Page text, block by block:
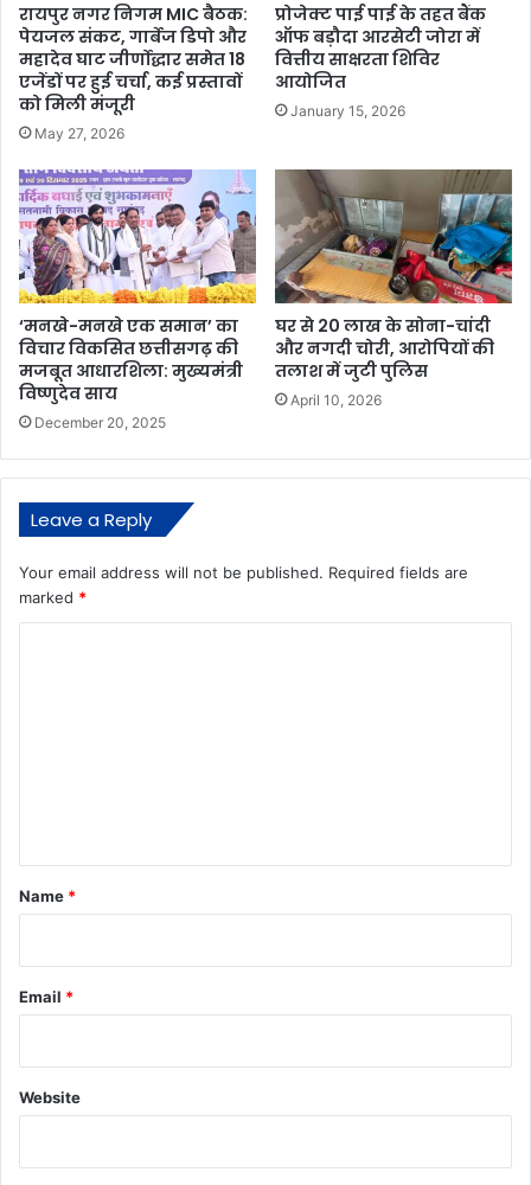
रायपुर नगर निगम MIC बैठक:
पेयजल संकट, गार्बेज डिपो और
महादेव घाट जीर्णोद्धार समेत 18
एजेंडों पर हुई चर्चा, कई प्रस्तावों
को मिली मंजूरी
May 27, 2026
प्रोजेक्ट पाई पाई के तहत बैंक
ऑफ बड़ौदा आरसेटी जोरा में
वित्तीय साक्षरता शिविर
आयोजित
January 15, 2026
‘मनखे-मनखे एक समान’ का
विचार विकसित छत्तीसगढ़ की
मजबूत आधारशिला: मुख्यमंत्री
विष्णुदेव साय
December 20, 2025
घर से 20 लाख के सोना-चांदी
और नगदी चोरी, आरोपियों की
तलाश में जुटी पुलिस
April 10, 2026
Leave a Reply
Your email address will not be published. Required fields are
marked *
*
Name *
Email *
Website